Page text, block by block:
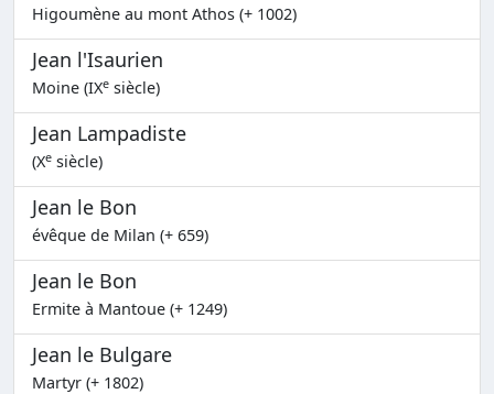
Higoumène au mont Athos (+ 1002)
Jean l'Isaurien
Moine (IXe siècle)
Jean Lampadiste
(Xe siècle)
Jean le Bon
évêque de Milan (+ 659)
Jean le Bon
Ermite à Mantoue (+ 1249)
Jean le Bulgare
Martyr (+ 1802)